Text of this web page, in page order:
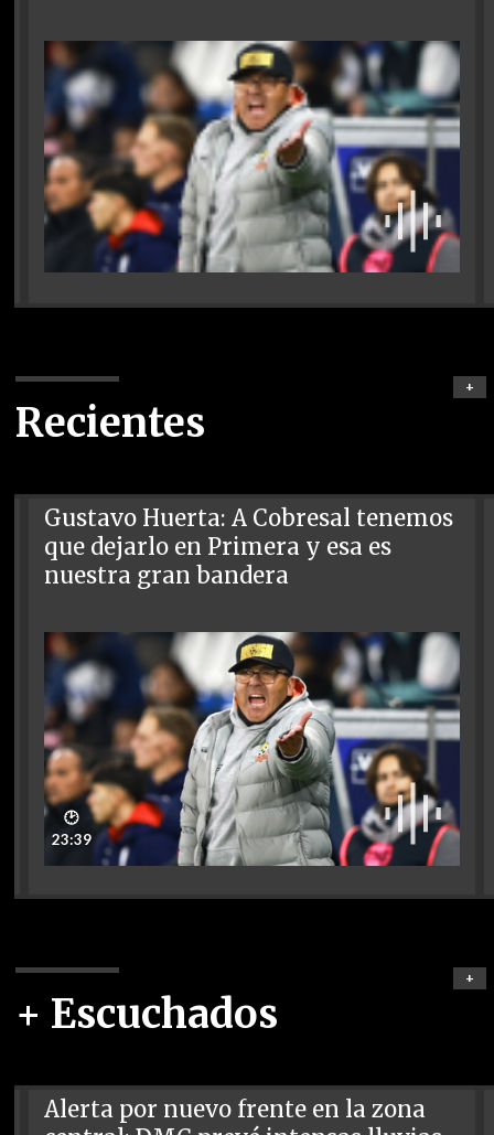
Recientes
+
Gustavo Huerta: A Cobresal tenemos
que dejarlo en Primera y esa es
nuestra gran bandera
🕑
23:39
+ Escuchados
+
Alerta por nuevo frente en la zona